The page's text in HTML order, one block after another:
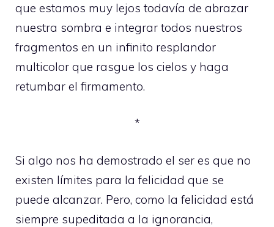
que estamos muy lejos todavía de abrazar
nuestra sombra e integrar todos nuestros
fragmentos en un infinito resplandor
multicolor que rasgue los cielos y haga
retumbar el firmamento.
*
Si algo nos ha demostrado el ser es que no
existen límites para la felicidad que se
puede alcanzar. Pero, como la felicidad está
siempre supeditada a la ignorancia,